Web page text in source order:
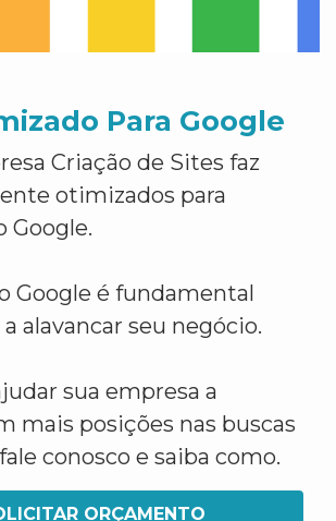
Para Google
Criação de Sites faz
otimizados para
Google.
Google é fundamental
alavancar seu negócio.
sua empresa a
mais posições nas buscas
conosco e saiba como.
ORÇAMENTO